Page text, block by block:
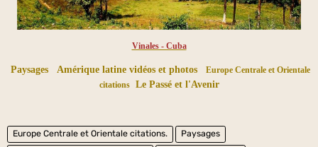
Vinales - Cuba
Paysages Amérique latine vidéos et photos
Europe Centrale et Orientale
citations
Le Passé et l'Avenir
Europe Centrale et Orientale citations.
Paysages